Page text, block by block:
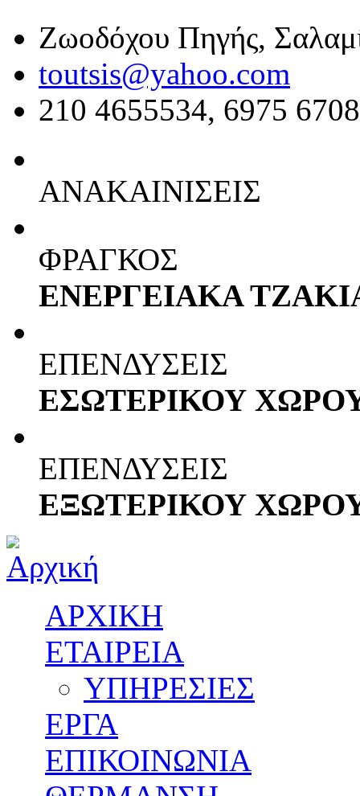
Ζωοδόχου Πηγής,
toutsis@yahoo.com
210 4655534, 6975
ΑΝΑΚΑΙΝΙΣΕΙΣ
ΦΡΑΓΚΟΣ
ΕΝΕΡΓΕΙΑΚΑ
ΕΠΕΝΔΥΣΕΙΣ
ΕΣΩΤΕΡΙΚΟΥ
ΕΠΕΝΔΥΣΕΙΣ
ΕΞΩΤΕΡΙΚΟΥ
ΑΡΧΙΚΗ
ΕΤΑΙΡΕΙΑ
ΥΠΗΡΕΣΙΕΣ
ΕΡΓΑ
ΕΠΙΚΟΙΝΩΝΙΑ